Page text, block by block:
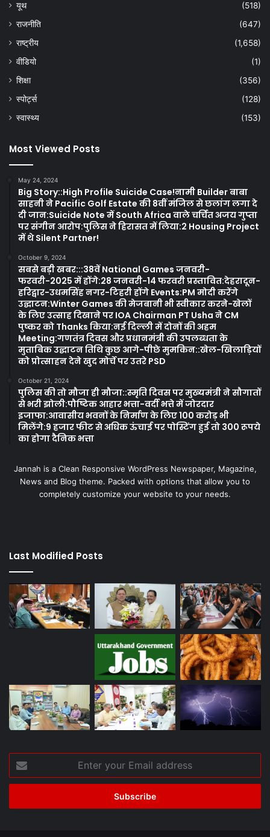
यूथ
(518)
राजनीति
(647)
राष्ट्रीय
(1,658)
वीडियो
(1)
शिक्षा
(356)
स्पोर्ट्स
(128)
स्वास्थ्य
(153)
Most Viewed Posts
May 24, 2024
Big Story::High Profile Suicide Case!नामी Builder बाबा
साहनी ने Pacific Golf Estate की 8वीं मंजिल से छलांग लगा दे
दी जान:Suicide Note में South Africa वाले चर्चित अजय गुप्ता
पर संगीन आरोप:पुलिस ने हिरासत में लिया:2 Housing Project
में थे Silent Partner!
October 9, 2024
सबसे बड़ी खबर:::38वें National Games जनवरी-
फरवरी-2025 में होंगे:28 जनवरी-14 फरवरी प्रस्तावित:देहरादून-
हरिद्वार-उधमसिंह नगर-टिहरी होंगे Events:PM मोदी करेंगे
उद्घाटन:Winter Games की मेजबानी भी स्वीकार करने-खेलों
के लिए उत्साह दिखाने पर IOA Chairman PT Usha ने CM
पुष्कर को Thanks किया:नई दिल्ली में दोनों की अहम
Meeting:गणतंत्र दिवस और प्रधानमंत्री की उपलब्धता के
मुताबिक उद्घाटन तिथि कुछ आगे-पीछे मुमकिन::खेल-खिलाड़ियों
को प्रोत्साहन देने खुद मोर्चे पर उतरे PSD
October 21, 2024
पुलिस की तो मौजा ही मौजा::स्मृति दिवस पर मुख्यमंत्री ने सौगातों
से भरी झोली:पौष्टिक आहार भत्ता-वर्दी भत्ते में जोरदार
इजाफा:आवासीय भवनों के निर्माण के लिए 100 करोड़ भी
मिलेंगे:9 हजार फीट से अधिक ऊंचाई पर पोस्टिंग हुई तो 300 रूपये
का होगा दैनिक भत्ता
Jannah is a Clean Responsive WordPress Newspaper, Magazine,
News and Blog theme. Packed with options that allow you to
completely customize your website to your needs.
Last Modified Posts
your
Email